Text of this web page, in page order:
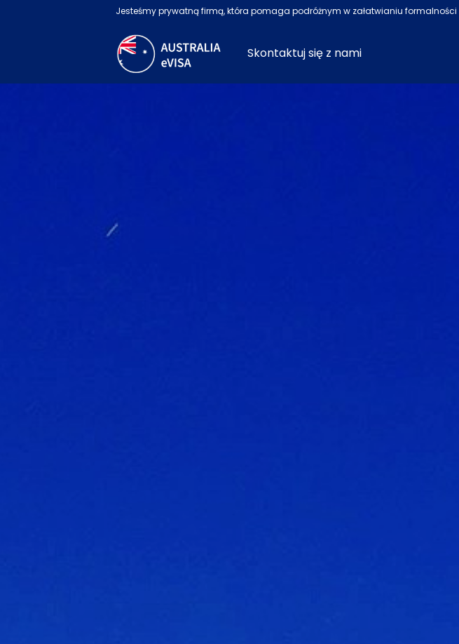
Jesteśmy prywatną firmą, która pomaga podróżnym w załatwianiu
Skontaktuj się z nami